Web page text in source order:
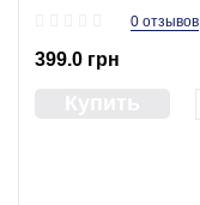
0 отзывов
399.0 грн